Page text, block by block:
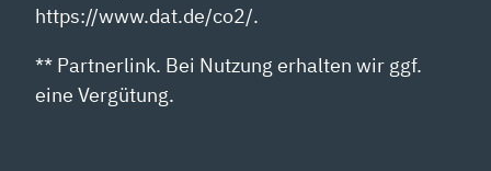
https://www.dat.de/co2/.
** Partnerlink. Bei Nutzung erhalten wir ggf.
eine Vergütung.